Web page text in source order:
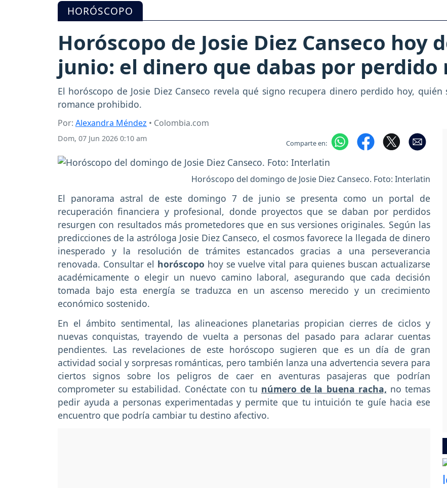
HORÓSCOPO
Horóscopo de Josie Diez Canseco hoy
junio: el dinero que dabas por perdido
El horóscopo de Josie Diez Canseco revela qué signo recupera dinero perdido hoy,
romance prohibido.
Por: Alexandra Méndez • Colombia.com
Dom, 07 Jun 2026 0:10 am Comparte en:
Horóscopo del domingo de Josie Diez Canseco. Foto: Interlatin
El panorama astral de este domingo 7 de junio se presenta como un portal de
recuperación financiera y profesional, donde proyectos que se daban por perdidos
resurgen con resultados más prometedores que en sus versiones originales. Según las
predicciones de la astróloga Josie Diez Canseco, el cosmos favorece la llegada de dinero
inesperado y la resolución de trámites estancados gracias a una perseverancia
renovada. Consultar el horóscopo hoy se vuelve vital para quienes buscan actualizarse
académicamente o elegir un nuevo camino laboral, asegurando que cada decisión
tomada bajo esta energía se traduzca en un ascenso merecido y un crecimiento
económico sostenido.
En el ámbito sentimental, las alineaciones planetarias propician cierres de ciclos y
nuevas conquistas, trayendo de vuelta a personas del pasado para aclarar cuentas
pendientes. Las revelaciones de este horóscopo sugieren que es un día de gran
actividad social y sorpresas románticas, pero también lanza una advertencia severa para
ciertos signos sobre los peligros de caer en aventuras pasajeras que podrían
comprometer su estabilidad. Conéctate con tu número de la buena racha, no temas
pedir ayuda a personas experimentadas y permite que tu intuición te guíe hacia ese
encuentro que podría cambiar tu destino afectivo.